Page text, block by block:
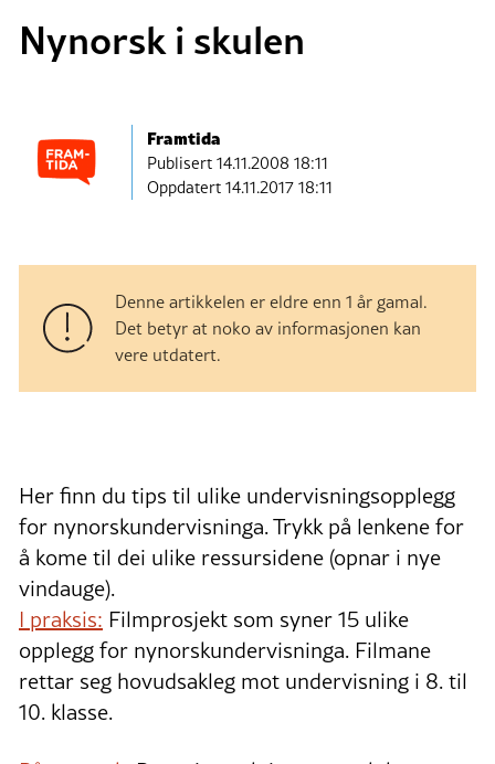
Nynorsk i skulen
Framtida
Publisert14.11.2008 18:11
Oppdatert 14.11.2017 18:11
Denne artikkelen er eldre enn 1 år gamal.
Det betyr at noko av informasjonen kan
vere utdatert.
Her finn du tips til ulike undervisningsopplegg
for nynorskundervisninga. Trykk på lenkene for
å kome til dei ulike ressursidene (opnar i nye
vindauge).
I praksis: Filmprosjekt som syner 15 ulike
opplegg for nynorskundervisninga. Filmane
rettar seg hovudsakleg mot undervisning i 8. til
10. klasse.